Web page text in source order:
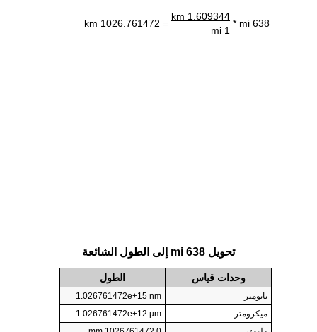
638 mi *
1.609344 km
= 1026.761472 km
1 mi
تحويل 638 mi إلى الطول الشائعة
وحدات قياس الطول
نانومتر
1.026761472e+15 nm
ميكرومتر
1.026761472e+12 µm